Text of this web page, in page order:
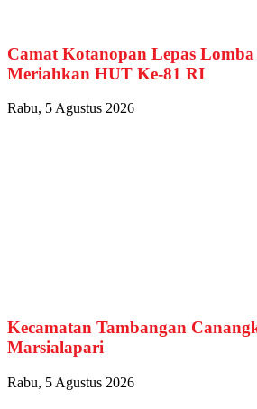
Camat Kotanopan Lepas
Meriahkan HUT Ke-81 RI
Rabu, 5 Agustus 2026
Kecamatan Tambangan
Marsialapari
Rabu, 5 Agustus 2026